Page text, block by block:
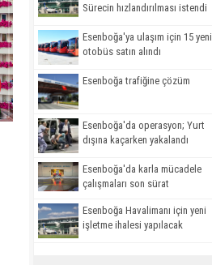
Sürecin hızlandırılması istendi
Esenboğa'ya ulaşım için 15 yeni
otobüs satın alındı
Esenboğa trafiğine çözüm
Esenboğa'da operasyon; Yurt
dışına kaçarken yakalandı
Esenboğa'da karla mücadele
çalışmaları son sürat
Esenboğa Havalimanı için yeni
işletme ihalesi yapılacak